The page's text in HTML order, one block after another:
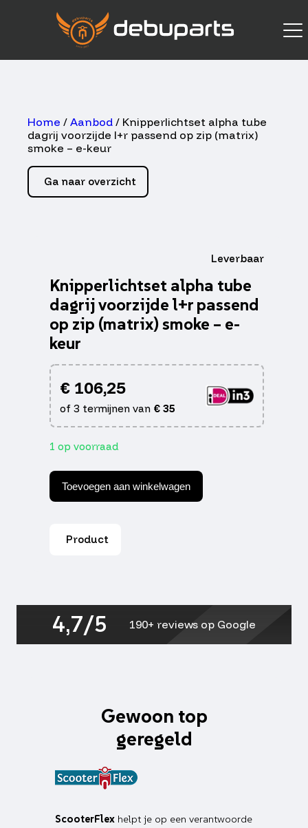
Home / Aanbod / Knipperlichtset alpha tube
dagrij voorzijde l+r passend op zip (matrix)
smoke – e-keur
Ga naar overzicht
Leverbaar
Knipperlichtset alpha tube
dagrij voorzijde l+r passend
op zip (matrix) smoke – e-
keur
€106,25
of 3 termijnen van €35
1 op voorraad
alpha
tube
dagrij
passend
-
e-
keur
aantal
Toevoegen aan winkelwagen
Product
4,7/5 190+ reviews op Google
Gewoon top
geregeld
ScooterFlex helpt je op een verantwoorde